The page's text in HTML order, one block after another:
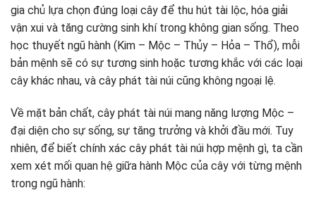
gia chủ lựa chọn đúng loại cây để thu hút tài lộc, hóa giải
vận xui và tăng cường sinh khí trong không gian sống. Theo
học thuyết ngũ hành (Kim – Mộc – Thủy – Hỏa – Thổ), mỗi
bản mệnh sẽ có sự tương sinh hoặc tương khắc với các loại
cây khác nhau, và cây phát tài núi cũng không ngoại lệ.
Về mặt bản chất, cây phát tài núi mang năng lượng Mộc –
đại diện cho sự sống, sự tăng trưởng và khởi đầu mới. Tuy
nhiên, để biết chính xác cây phát tài núi hợp mệnh gì, ta cần
xem xét mối quan hệ giữa hành Mộc của cây với từng mệnh
trong ngũ hành: